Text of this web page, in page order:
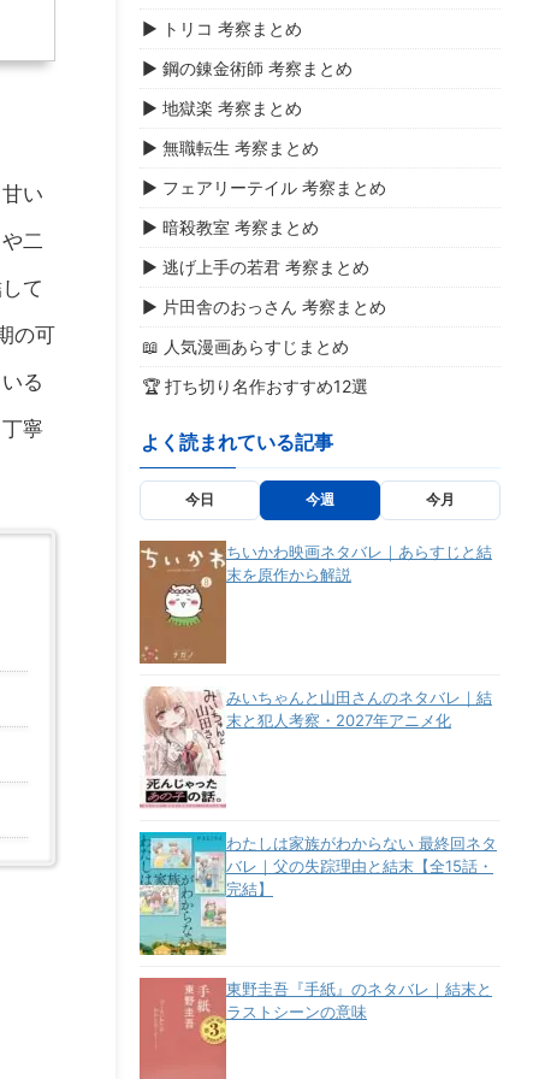
い
二
て
の可
る
寧
▶ トリコ 考察まとめ
▶ 鋼の錬金術師 考察まとめ
▶ 地獄楽 考察まとめ
▶ 無職転生 考察まとめ
▶ フェアリーテイル 考察まとめ
▶ 暗殺教室 考察まとめ
▶ 逃げ上手の若君 考察まとめ
▶ 片田舎のおっさん 考察まとめ
📖 人気漫画あらすじまとめ
🏆 打ち切り名作おすすめ12選
よく読まれている記事
今日 今週 今月
ちいかわ映画ネタバレ｜あらすじと結
末を原作から解説
みいちゃんと山田さんのネタバレ｜結
末と犯人考察・2027年アニメ化
わたしは家族がわからない 最終回ネタ
バレ｜父の失踪理由と結末【全15話・
完結】
東野圭吾『手紙』のネタバレ｜結末と
ラストシーンの意味